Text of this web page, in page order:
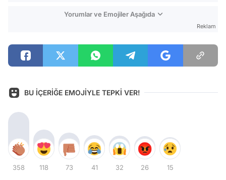
Yorumlar ve Emojiler Aşağıda
Reklam
BU İÇERİĞE EMOJİYLE TEPKİ VER!
358 118 73 41 32 26 15